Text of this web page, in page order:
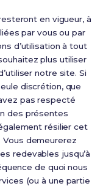
en vigueur, à
par vous ou par
d’utilisation à tout
plus utiliser
notre site. Si
discrétion, que
pas respecté
des présentes
résilier cet
demeurerez
redevables jusqu’à
de quoi nous
(ou à une partie